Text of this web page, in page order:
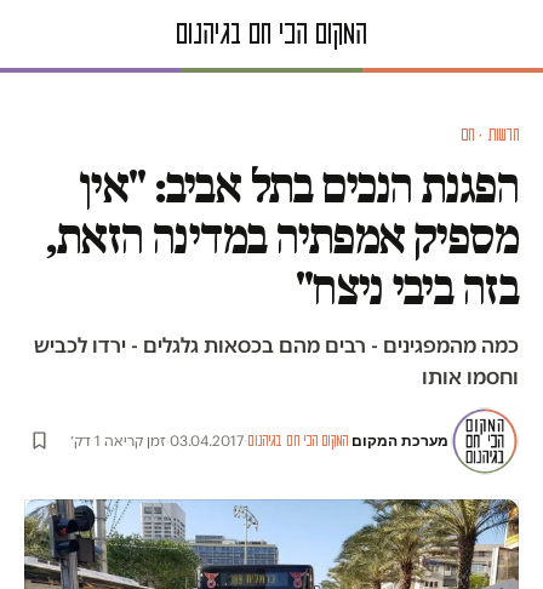
חדשות · חם
הפגנת הנכים בתל אביב: "אין
מספיק אמפתיה במדינה הזאת,
בזה ביבי ניצח"
כמה מהמפגינים - רבים מהם בכסאות גלגלים - ירדו לכביש
וחסמו אותו
מערכת המקום·המקום הכי חם בגיהנום·
03.04.2017
·זמן קריאה 1 דק׳